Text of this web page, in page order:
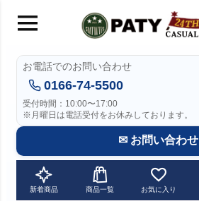
お電話でのお問い合わせ
0166-74-5500
受付時間：10:00〜17:00
※月曜日は電話受付をお休みしております。
✉ お問い合わせ
新着商品 商品一覧 お気に入り